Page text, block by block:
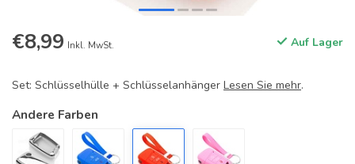
€8,99 Inkl. MwSt. Auf Lager
Set: Schlüsselhülle + Schlüsselanhänger Lesen Sie mehr.
Andere Farben